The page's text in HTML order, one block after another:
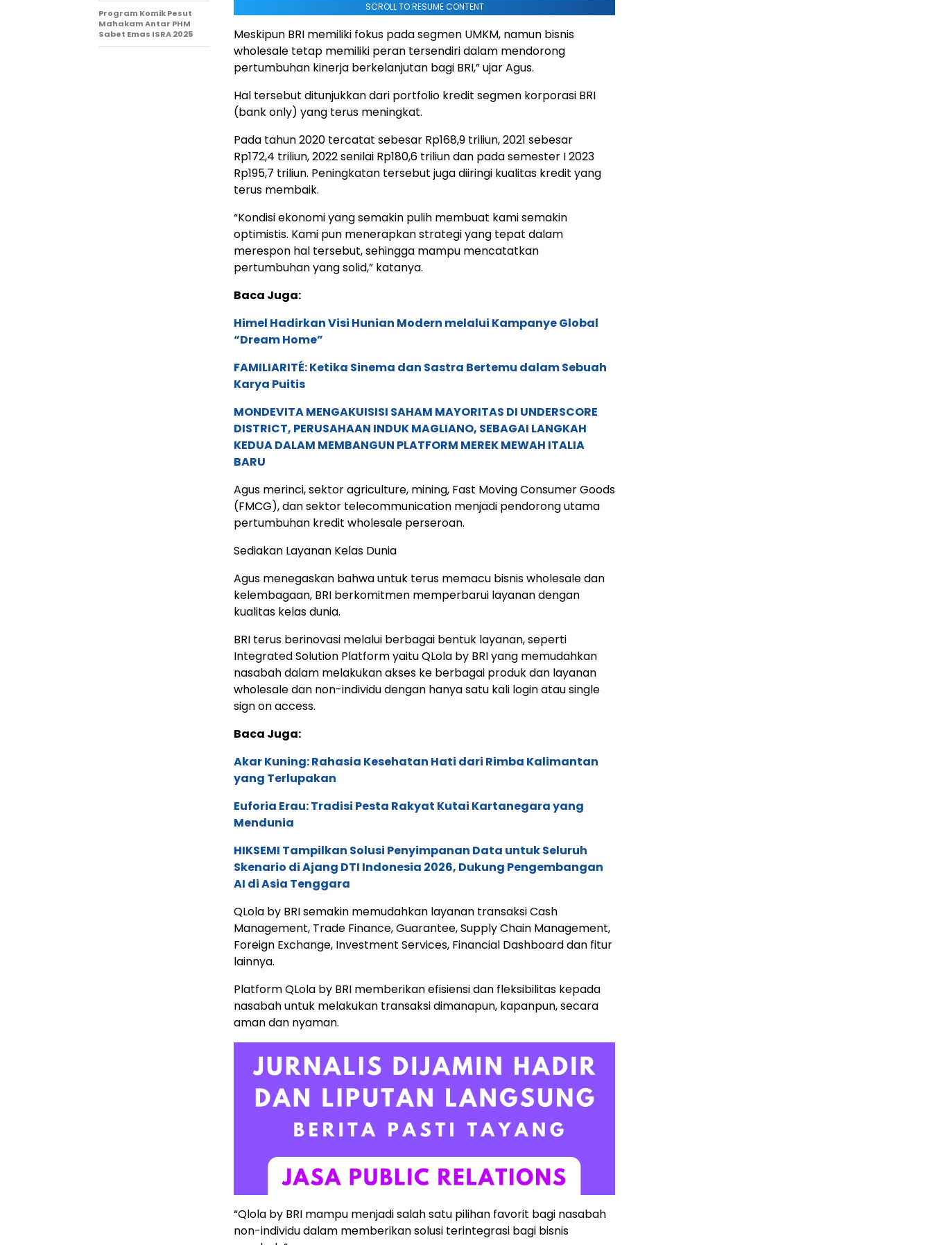
SCROLL TO RESUME CONTENT
Meskipun BRI memiliki fokus pada segmen UMKM, namun bisnis
wholesale tetap memiliki peran tersendiri dalam mendorong
pertumbuhan kinerja berkelanjutan bagi BRI,” ujar Agus.
Hal tersebut ditunjukkan dari portfolio kredit segmen korporasi BRI
(bank only) yang terus meningkat.
Pada tahun 2020 tercatat sebesar Rp168,9 triliun, 2021 sebesar
Rp172,4 triliun, 2022 senilai Rp180,6 triliun dan pada semester I 2023
Rp195,7 triliun. Peningkatan tersebut juga diiringi kualitas kredit yang
terus membaik.
“Kondisi ekonomi yang semakin pulih membuat kami semakin
optimistis. Kami pun menerapkan strategi yang tepat dalam
merespon hal tersebut, sehingga mampu mencatatkan
pertumbuhan yang solid,” katanya.
Baca Juga:
Himel Hadirkan Visi Hunian Modern melalui Kampanye Global
“Dream Home”
FAMILIARITÉ: Ketika Sinema dan Sastra Bertemu dalam Sebuah
Karya Puitis
MONDEVITA MENGAKUISISI SAHAM MAYORITAS DI UNDERSCORE
DISTRICT, PERUSAHAAN INDUK MAGLIANO, SEBAGAI LANGKAH
KEDUA DALAM MEMBANGUN PLATFORM MEREK MEWAH ITALIA
BARU
Agus merinci, sektor agriculture, mining, Fast Moving Consumer Goods
(FMCG), dan sektor telecommunication menjadi pendorong utama
pertumbuhan kredit wholesale perseroan.
Sediakan Layanan Kelas Dunia
Agus menegaskan bahwa untuk terus memacu bisnis wholesale dan
kelembagaan, BRI berkomitmen memperbarui layanan dengan
kualitas kelas dunia.
BRI terus berinovasi melalui berbagai bentuk layanan, seperti
Integrated Solution Platform yaitu QLola by BRI yang memudahkan
nasabah dalam melakukan akses ke berbagai produk dan layanan
wholesale dan non-individu dengan hanya satu kali login atau single
sign on access.
Baca Juga:
Akar Kuning: Rahasia Kesehatan Hati dari Rimba Kalimantan
yang Terlupakan
Euforia Erau: Tradisi Pesta Rakyat Kutai Kartanegara yang
Mendunia
HIKSEMI Tampilkan Solusi Penyimpanan Data untuk Seluruh
Skenario di Ajang DTI Indonesia 2026, Dukung Pengembangan
AI di Asia Tenggara
QLola by BRI semakin memudahkan layanan transaksi Cash
Management, Trade Finance, Guarantee, Supply Chain Management,
Foreign Exchange, Investment Services, Financial Dashboard dan fitur
lainnya.
Platform QLola by BRI memberikan efisiensi dan fleksibilitas kepada
nasabah untuk melakukan transaksi dimanapun, kapanpun, secara
aman dan nyaman.
“Qlola by BRI mampu menjadi salah satu pilihan favorit bagi nasabah
non-individu dalam memberikan solusi terintegrasi bagi bisnis
Program Komik Pesut
Mahakam Antar PHM
Sabet Emas ISRA 2025